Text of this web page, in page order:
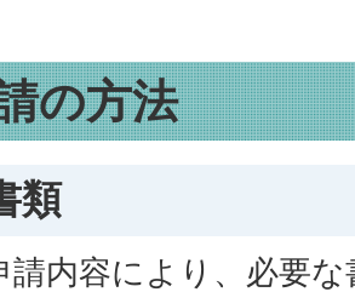
の方法
類
請内容により、必要